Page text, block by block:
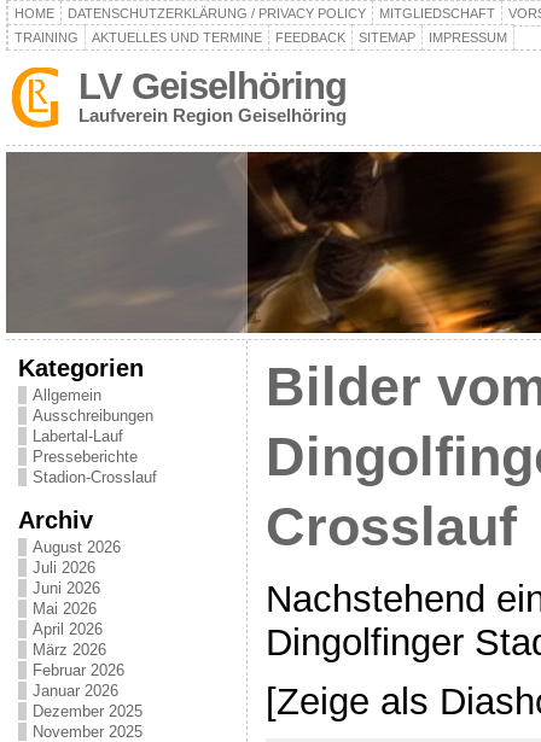
HOME DATENSCHUTZERKLÄRUNG / PRIVACY POLICY MITGLIEDSCHAFT
TRAINING
AKTUELLES UND TERMINE FEEDBACK SITEMAP IMPRESSUM
LV Geiselhöring
Laufverein Region Geiselhöring
Kategorien
Allgemein
Ausschreibungen
Labertal-Lauf
Presseberichte
Stadion-Crosslauf
Archiv
August 2026
Juli 2026
Juni 2026
Mai 2026
April 2026
März 2026
Februar 2026
Januar 2026
Dezember 2025
November 2025
Bilder
Crosslauf
Nachstehend
Dingolfinger
[Zeige als